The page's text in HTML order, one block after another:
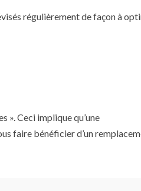
régulièrement de façon à
». Ceci implique qu’une
faire bénéficier d’un